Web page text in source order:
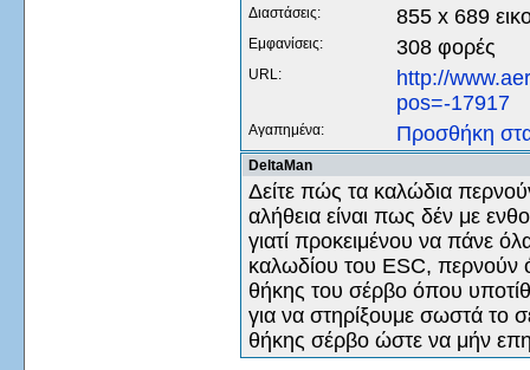
Διαστάσεις: 855 x 689
Εμφανίσεις: 308 φορές
URL:
http://
pos=-17917
Αγαπημένα: Προσθήκη
DeltaMan
Δείτε πώς τα καλώδια
αλήθεια είναι πως δέν με
γιατί προκειμένου να πάνε
καλωδίου του ESC, περνούν
θήκης του σέρβο όπου
για να στηρίξουμε σωστά το
θήκης σέρβο ώστε να μήν